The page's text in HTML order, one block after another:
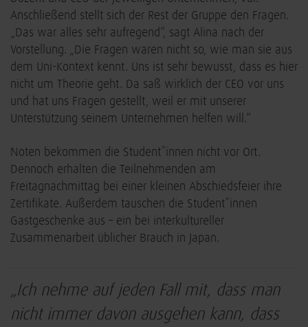
Anschließend stellt sich der Rest der Gruppe den Fragen.
„Das war alles sehr aufregend“, sagt Alina nach der
Vorstellung. „Die Fragen waren nicht so, wie man sie aus
dem Uni-Kontext kennt. Uns ist sehr bewusst, dass es hier
nicht um Theorie geht. Da saß wirklich der CEO vor uns
und hat uns Fragen gestellt, weil er mit unserer
Unterstützung seinem Unternehmen helfen will.“
Noten bekommen die Student*innen nicht vor Ort.
Dennoch erhalten die Teilnehmenden am
Freitagnachmittag bei einer kleinen Abschiedsfeier ihre
Zertifikate. Außerdem tauschen die Student*innen
Gastgeschenke aus – ein bei interkultureller
Zusammenarbeit üblicher Brauch in Japan.
„Ich nehme auf jeden Fall mit, dass man
nicht immer davon ausgehen kann, dass